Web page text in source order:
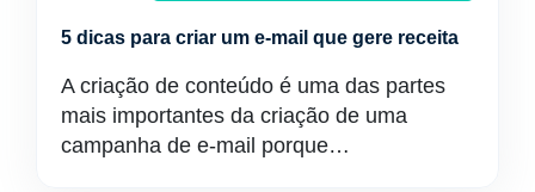
5 dicas para criar um e-mail que gere receita
A criação de conteúdo é uma das partes
mais importantes da criação de uma
campanha de e-mail porque…